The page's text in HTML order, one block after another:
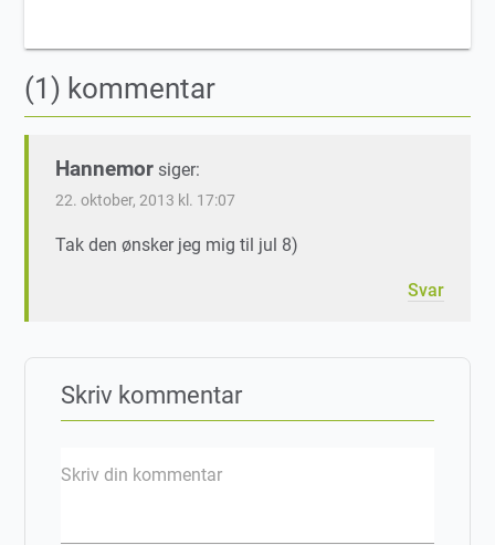
(1) kommentar
Hannemor siger:
22. oktober, 2013 kl. 17:07
Tak den ønsker jeg mig til jul 8)
Svar
Skriv kommentar
Skriv din kommentar